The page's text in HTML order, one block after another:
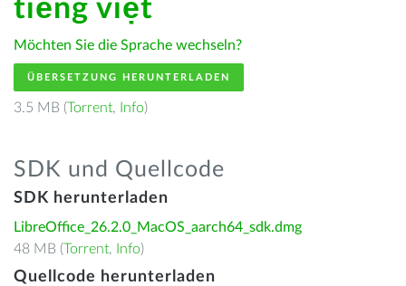
tiếng việt
Möchten Sie die Sprache wechseln?
ÜBERSETZUNG HERUNTERLADEN
3.5 MB (Torrent, Info)
SDK und Quellcode
SDK herunterladen
LibreOffice_26.2.0_MacOS_aarch64_sdk.dmg
48 MB (Torrent, Info)
Quellcode herunterladen